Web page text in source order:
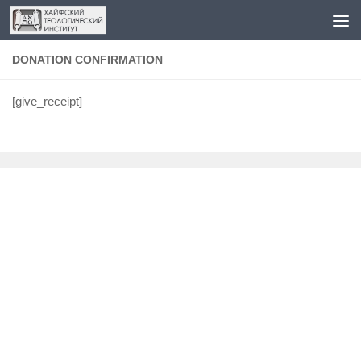
Перейти к содержимому
DONATION CONFIRMATION
[give_receipt]